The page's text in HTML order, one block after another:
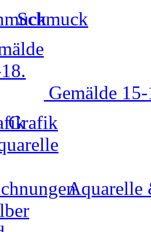
Schmuck
Gemälde
Grafik
Aquarelle